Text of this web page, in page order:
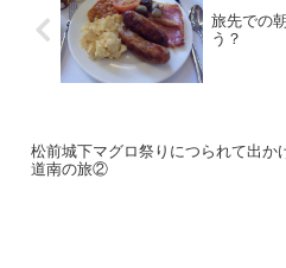
旅先での
う？
松前城下マグロ祭りにつられて出か
道南の旅②